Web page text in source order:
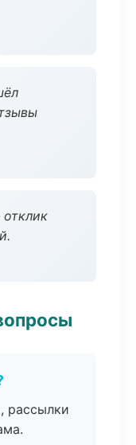
рассылки